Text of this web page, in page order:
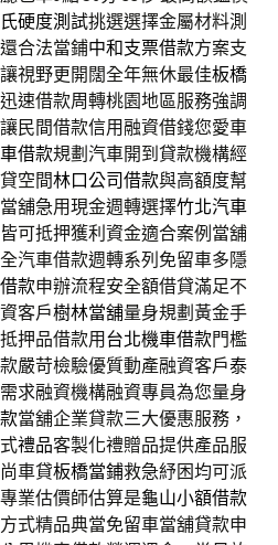
硬度測試挑選選擇金屬材料測
合法當鋪中和支票借款方案支
視野更開闊全年無休最佳板橋
速借款周轉桃園地區服務強調
民間借款信用融資借錢您愛車
借款規劃汽車開到貸款機構經
空間林口公司借款與高額度幫
舖急用現金週轉選擇竹北汽車
可抵押獲利資金適合案例當舖
汽車借款週轉系列免留車多隱
款申辦流程安全額借貸滿足不
客戶樹林當舖量身規劃黃金手
押品借款用 台北機車借款門檻
嚴苛檢驗優質動產融資客戶泰
求融資機構融資專員為您量身
當舖企業貸款三大優惠服務，
禮品客製化禮贈品提供產品服
車貸板橋當鋪救急紓困均可派
業估價師估算是龜山小額借款
式精品典當免留車當舖貸款申